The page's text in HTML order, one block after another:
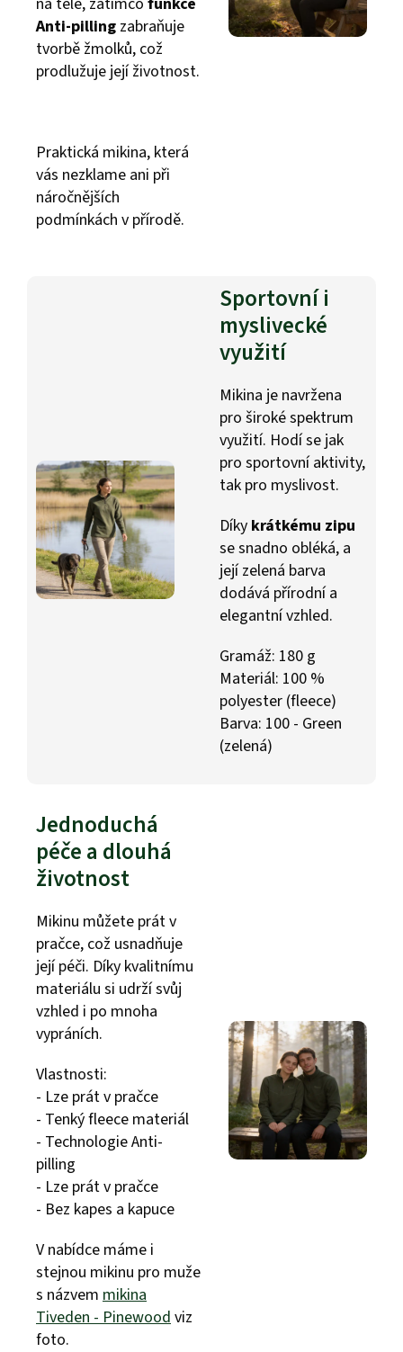
Anti-pilling zabraňuje
tvorbě žmolků, což
prodlužuje její životnost.
Praktická mikina, která
vás nezklame ani při
náročnějších
podmínkách v přírodě.
Sportovní i
myslivecké
využití
Mikina je navržena
pro široké spektrum
využití. Hodí se jak
pro sportovní aktivity,
tak pro myslivost.
Díky krátkému zipu
se snadno obléká, a
její zelená barva
dodává přírodní a
elegantní vzhled.
Gramáž: 180 g
Materiál: 100 %
polyester (fleece)
Barva: 100 - Green
(zelená)
Jednoduchá
péče a dlouhá
životnost
Mikinu můžete prát v
pračce, což usnadňuje
její péči. Díky kvalitnímu
materiálu si udrží svůj
vzhled i po mnoha
vypráních.
Vlastnosti:
- Lze prát v pračce
- Tenký fleece materiál
- Technologie Anti-
pilling
- Lze prát v pračce
- Bez kapes a kapuce
V nabídce máme i
stejnou mikinu pro muže
s názvem mikina
Tiveden - Pinewood viz
foto.